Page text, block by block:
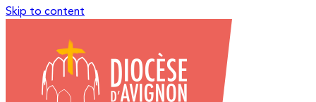
Skip to content